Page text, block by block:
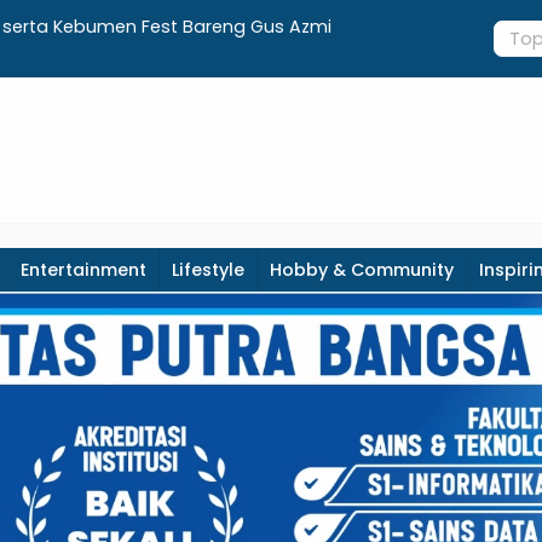
di Kebumen, Aparat dan Warga
Entertainment Lifestyle Hobby & Community